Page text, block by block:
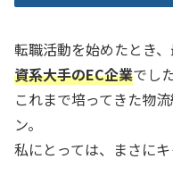
転職活動を始めたとき
資系大手のEC企業でした
これまで培ってきた物
ン。
私にとっては、まさに